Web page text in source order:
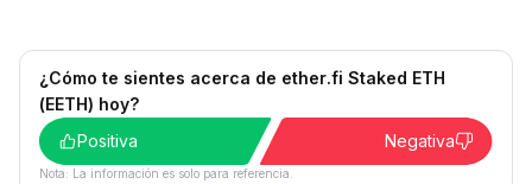
¿Cómo te sientes acerca de ether.fi Staked ETH
(EETH) hoy?
Positiva
Negativa
Nota: La información es solo para referencia.